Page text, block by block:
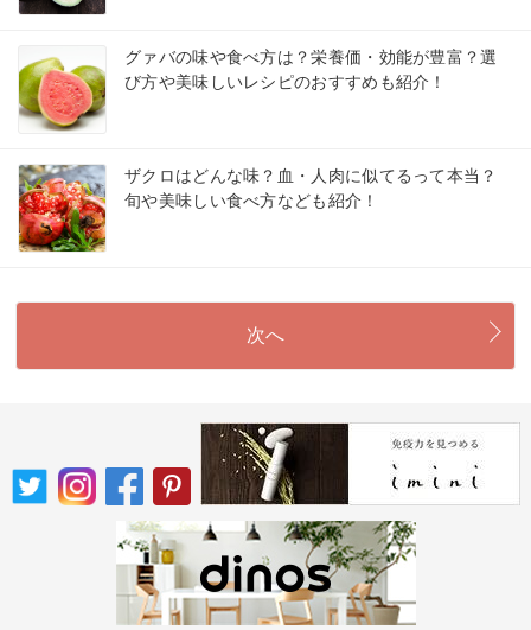
グァバの味や食べ方は？栄養価・効能が豊富？選
び方や美味しいレシピのおすすめも紹介！
ザクロはどんな味？血・人肉に似てるって本当？
旬や美味しい食べ方なども紹介！
次へ